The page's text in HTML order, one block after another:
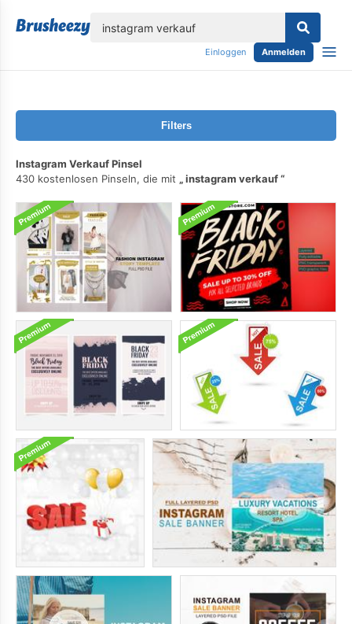
Einloggen Anmelden
Filters
Instagram Verkauf Pinsel
430 kostenlosen Pinseln, die mit
instagram verkauf